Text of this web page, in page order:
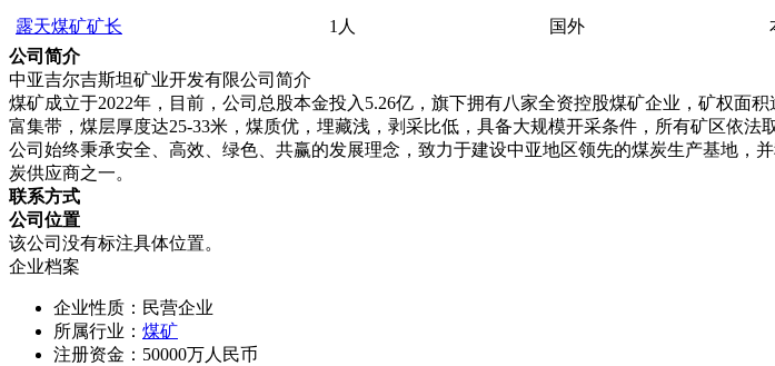
露天煤矿矿长
1人 国外
公司简介
中亚吉尔吉斯坦矿业开发有限公司简介
煤矿成立于2022年，目前，公司总股本金投入5.26亿，旗下拥有八家全资控股煤矿企业，矿权面
富集带，煤层厚度达25-33米，煤质优，埋藏浅，剥采比低，具备大规模开采条件，所有矿区依法
公司始终秉承安全、高效、绿色、共赢的发展理念，致力于建设中亚地区领先的煤炭生产基地
炭供应商之一。
联系方式
公司位置
该公司没有标注具体位置。
企业档案
企业性质：民营企业
所属行业： 煤矿
注册资金：50000万人民币